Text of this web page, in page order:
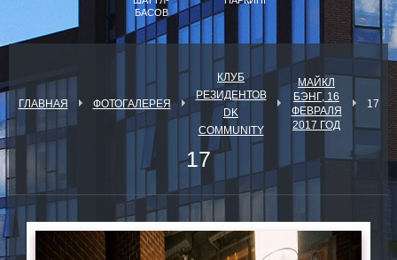
БАСОВ
ГЛАВНАЯ ФОТОГАЛЕРЕЯ
КЛУБ
РЕЗИДЕНТОВ
DK
COMMUNITY
МАЙКЛ
БЭНГ, 16
ФЕВРАЛЯ
2017 ГОД
17
17